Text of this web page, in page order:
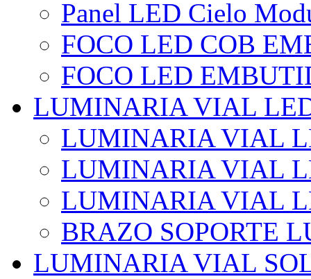
Panel LED Cielo
FOCO LED COB
FOCO LED
LUMINARIA VIAL
LUMINARIA VIAL
LUMINARIA VIAL
LUMINARIA VIAL
BRAZO SOPORTE
LUMINARIA VIAL